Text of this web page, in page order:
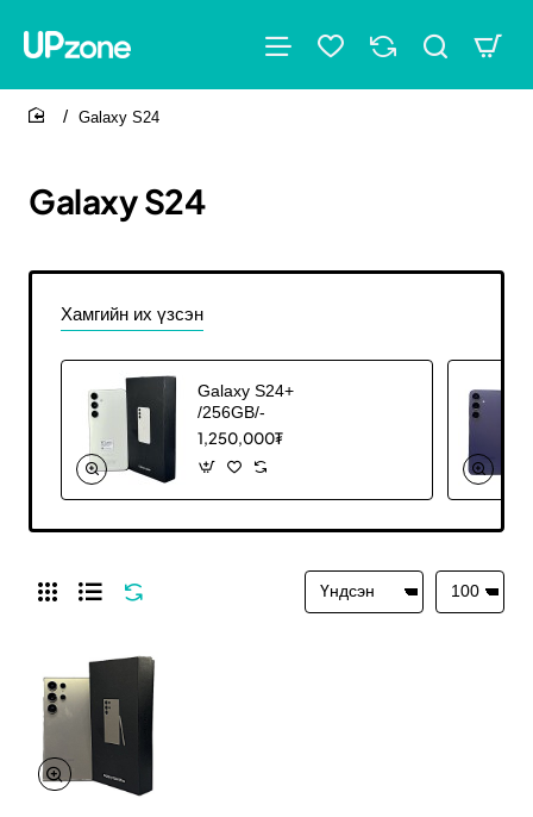
Galaxy S24
Galaxy S24
Хамгийн их үзсэн
Galaxy S24+
/256GB/-
1,250,000₮